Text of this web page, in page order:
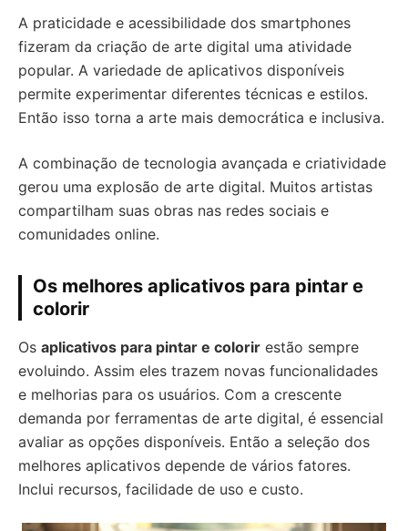
A praticidade e acessibilidade dos smartphones
fizeram da criação de arte digital uma atividade
popular. A variedade de aplicativos disponíveis
permite experimentar diferentes técnicas e estilos.
Então isso torna a arte mais democrática e inclusiva.
A combinação de tecnologia avançada e criatividade
gerou uma explosão de arte digital. Muitos artistas
compartilham suas obras nas redes sociais e
comunidades online.
Os melhores aplicativos para pintar e
colorir
Os aplicativos para pintar e colorir estão sempre
evoluindo. Assim eles trazem novas funcionalidades
e melhorias para os usuários. Com a crescente
demanda por ferramentas de arte digital, é essencial
avaliar as opções disponíveis. Então a seleção dos
melhores aplicativos depende de vários fatores.
Inclui recursos, facilidade de uso e custo.